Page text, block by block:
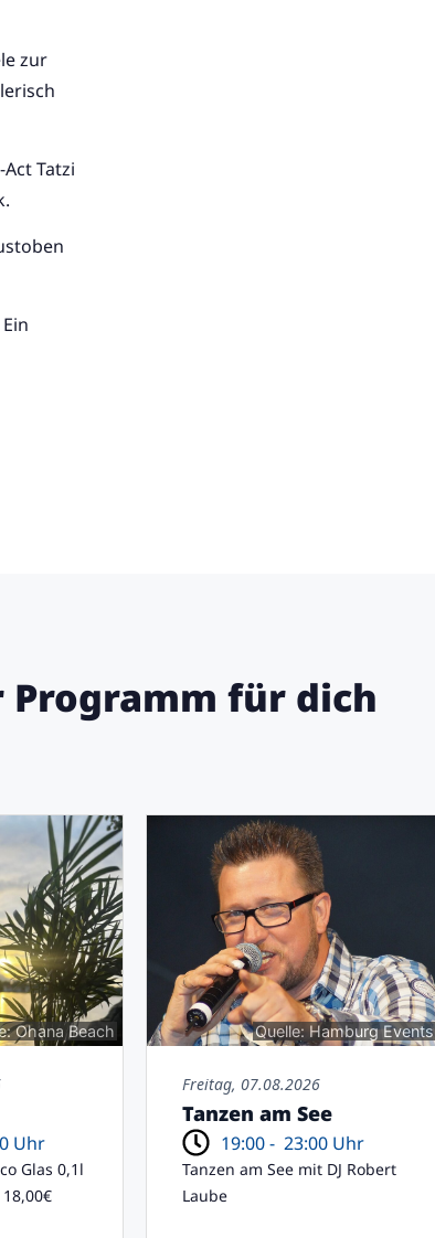
zur
Tatzi
Programm für dich
Ohana Beach
Uhr
Glas 0,1l
Quelle: Hamburg Events
Freitag, 07.08.2026
Tanzen am See
19:00 - 23:00 Uhr
Tanzen am See mit DJ Robert
Laube